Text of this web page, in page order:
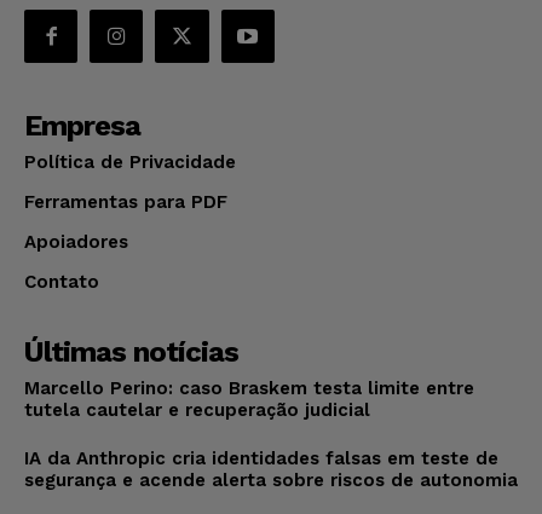
Empresa
Política de Privacidade
Ferramentas para PDF
Apoiadores
Contato
Últimas notícias
Marcello Perino: caso Braskem testa limite entre
tutela cautelar e recuperação judicial
IA da Anthropic cria identidades falsas em teste de
segurança e acende alerta sobre riscos de autonomia